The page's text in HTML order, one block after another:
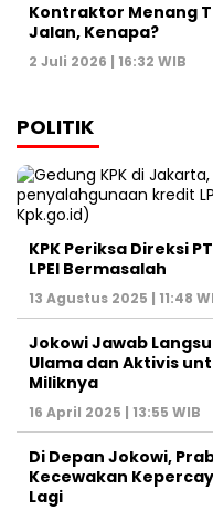
Kontraktor Menang
Jalan, Kenapa?
2 Juli 2026 | 16:32 WIB
POLITIK
KPK Periksa Direksi
LPEI Bermasalah
13 Agustus 2025 | 11:48
Jokowi Jawab
Ulama dan Aktivis
Miliknya
16 April 2025 | 13:55 WIB
Di Depan Jokowi,
Kecewakan
Lagi